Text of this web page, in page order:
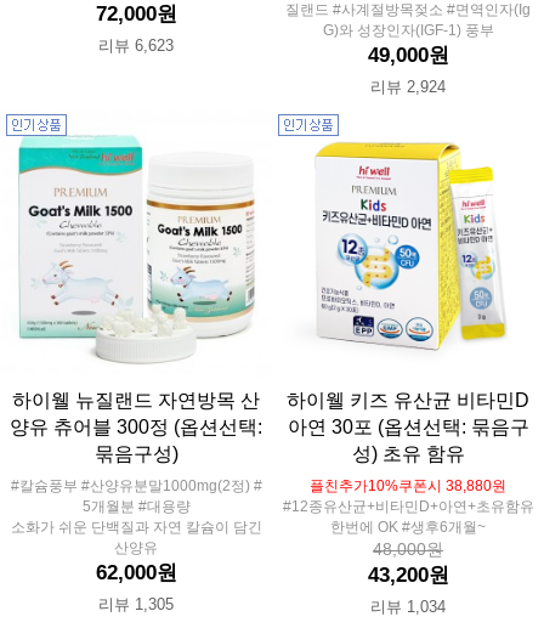
72,000원
리뷰 6,623
질랜드 #사계절방목젖소 #면역인자(Ig
G)와 성장인자(IGF-1) 풍부
49,000원
리뷰 2,924
하이웰 뉴질랜드 자연방목 산
양유 츄어블 300정 (옵션선택:
묶음구성)
#칼슘풍부 #산양유분말1000mg(2정) #
5개월분 #대용량
소화가 쉬운 단백질과 자연 칼슘이 담긴
산양유
62,000원
리뷰 1,305
하이웰 키즈 유산균 비타민D
아연 30포 (옵션선택: 묶음구
성) 초유 함유
플친추가10%쿠폰시 38,880원
#12종유산균+비타민D+아연+초유함유
한번에 OK #생후6개월~
48,000원
43,200원
리뷰 1,034